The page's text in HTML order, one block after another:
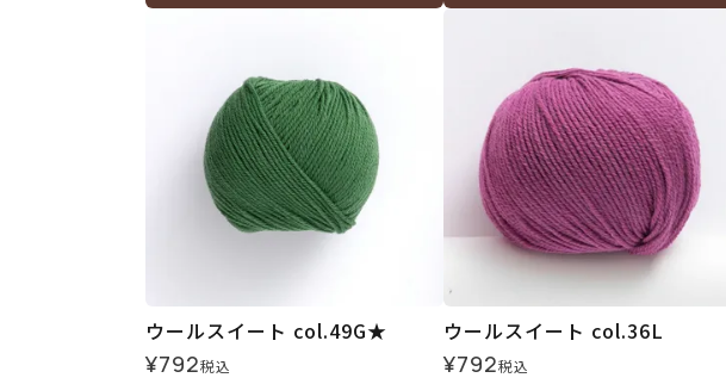
ウールスイート col.49G★
¥792税込
ウールスイート col.36L
¥792税込